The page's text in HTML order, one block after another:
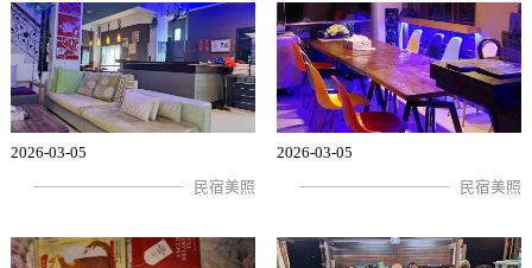
2026-03-05
民宿美照
2026-03-05
民宿美照